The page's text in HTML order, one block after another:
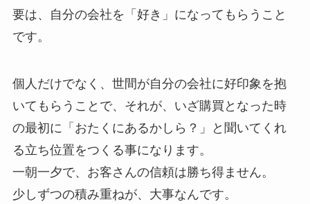
要は、自分の会社を「好き」になってもらうこと
です。
個人だけでなく、世間が自分の会社に好印象を抱
いてもらうことで、それが、いざ購買となった時
の最初に「おたくにあるかしら？」と聞いてくれ
る立ち位置をつくる事になります。
一朝一夕で、お客さんの信頼は勝ち得ません。
少しずつの積み重ねが、大事なんです。